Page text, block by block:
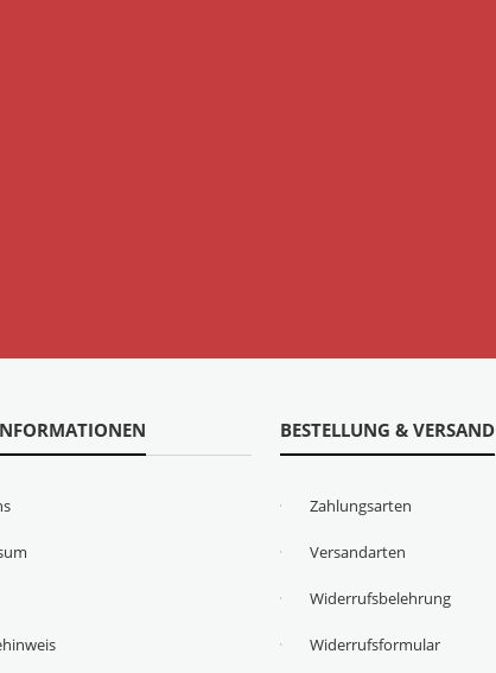
BESTELLUNG & VERSAND
Zahlungsarten
Versandarten
Widerrufsbelehrung
Widerrufsformular